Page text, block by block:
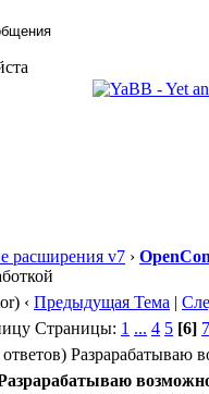
расширения v7 ›
‹ Предыдущая Тема |
Страницы: 1 ... 4 5 [6] 7
Разрарабатываю